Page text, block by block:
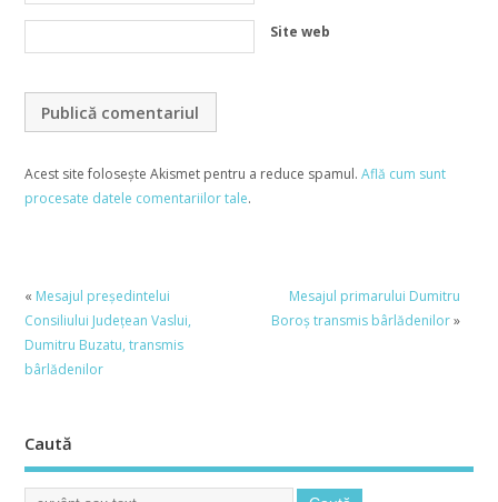
Site web
Acest site folosește Akismet pentru a reduce spamul. Află cum sunt
procesate datele comentariilor tale.
« Mesajul președintelui
Consiliului Județean Vaslui,
Dumitru Buzatu, transmis
bârlădenilor
Mesajul primarului Dumitru
Boroș transmis bârlădenilor»
Caută